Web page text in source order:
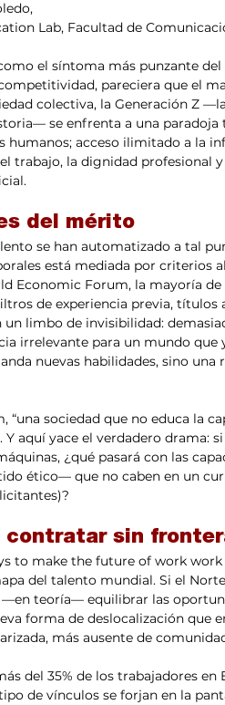
Lab, Facultad de
el síntoma más punzante
pareciera que el
colectiva, la Generación Z
se enfrenta a una
humanos; acceso ilimitado a la
trabajo, la dignidad profesional
del mérito
se han automatizado a tal
está mediada por criterios
Economic Forum, la mayoría
de experiencia previa, títulos
limbo de invisibilidad:
irrelevante para un mundo que
nuevas habilidades, sino
“una sociedad que no educa la
aquí yace el verdadero drama:
¿qué pasará con las
ético— que no caben en un
contratar sin
to make the future of work
del talento mundial. Si el
teoría— equilibrar las
forma de deslocalización que
más ausente de
del 35% de los trabajadores
de vínculos se forjan en la